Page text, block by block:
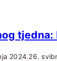
tjedna:
2024.26.